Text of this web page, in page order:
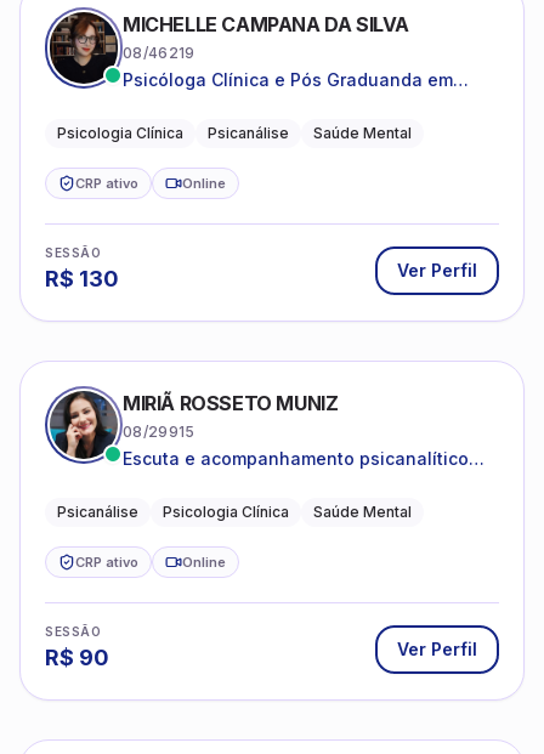
MICHELLE CAMPANA DA SILVA
08/46219
Psicóloga Clínica e Pós Graduanda em
Psicologia Clínica Psicanálise Saúde Mental
CRP ativo Online
SESSÃO
R$ 130 Ver Perfil
MIRIÃ ROSSETO MUNIZ
08/29915
Escuta e acompanhamento psicanalítico
Psicanálise Psicologia Clínica Saúde Mental
CRP ativo Online
SESSÃO
R$ 90 Ver Perfil